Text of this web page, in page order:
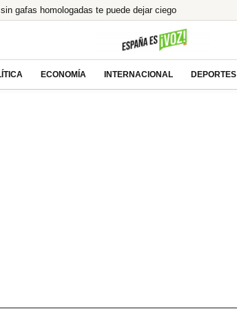
gafas homologadas te puede dejar ciego
a Ayuso por el ático de lujo en Chamberí
y menos si uno es de ahí»
a la izquierda y se prepara para gobernar
ECONOMÍA INTERNACIONAL DEPORTES